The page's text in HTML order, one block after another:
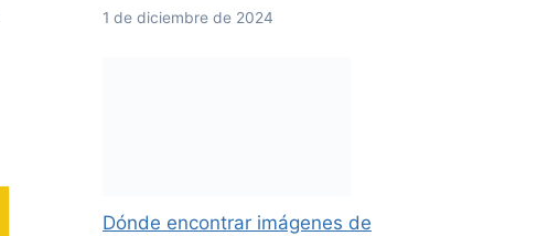
1 de diciembre de 2024
Dónde encontrar imágenes de